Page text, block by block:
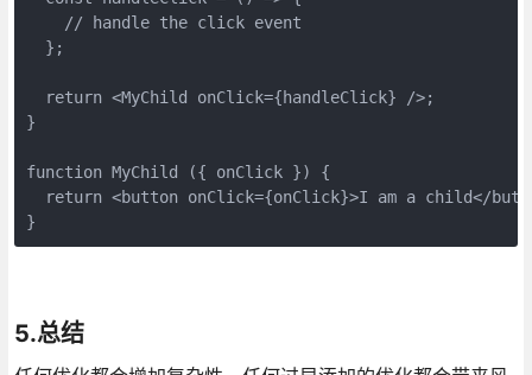
    // handle the click event
  };
  return <MyChild onClick={handleClick} />;
}
function MyChild ({ onClick }) {
return <button onClick={onClick}>I am a child</
}
5.总结